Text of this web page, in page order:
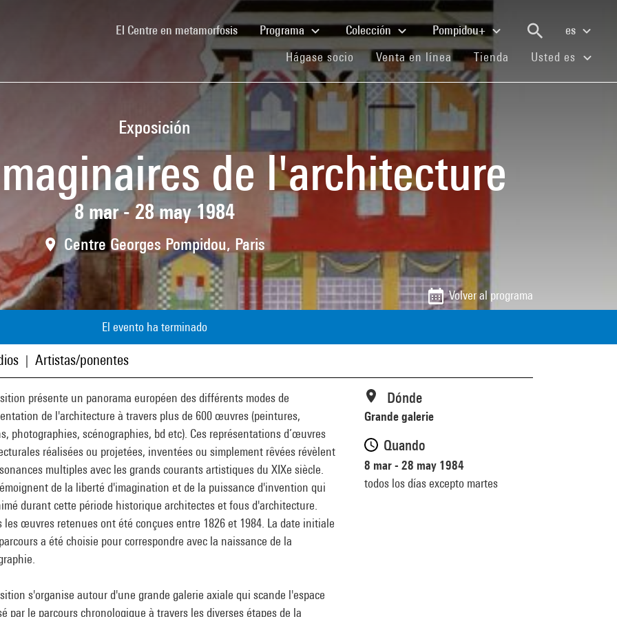
El Centre en metamorfosis(current)Programa Colección Pompidou+
es
Hágase socio(current)Venta en línea (current)
Tienda (current)
Usted es
Exposición
de l'architecture
8 mar - 28 may 1984
Centre Georges Pompidou, Paris
Volver al programa
El evento ha terminado
Artistas/ponentes
présente un panorama européen des différents modes de
de l'architecture à travers plus de 600 œuvres (peintures,
photographies, scénographies, bd etc). Ces représentations d’œuvres
réalisées ou projetées, inventées ou simplement rêvées révèlent
multiples avec les grands courants artistiques du XIXe siècle.
de la liberté d'imagination et de la puissance d'invention qui
durant cette période historique architectes et fous d'architecture.
les œuvres retenues ont été conçues entre 1826 et 1984. La date initiale
a été choisie pour correspondre avec la naissance de la
s'organise autour d'une grande galerie axiale qui scande l'espace
par le parcours chronologique à travers les diverses étapes de la
Dónde
Grande galerie
Quando
8 mar - 28 may 1984
todos los días excepto martes